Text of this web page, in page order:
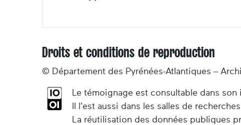
Droits et conditions de reproduction
© Département des Pyrénées-Atlantiques –
Le témoignage est consultable dans
Il l'est aussi dans les salles de
La réutilisation des données publiques